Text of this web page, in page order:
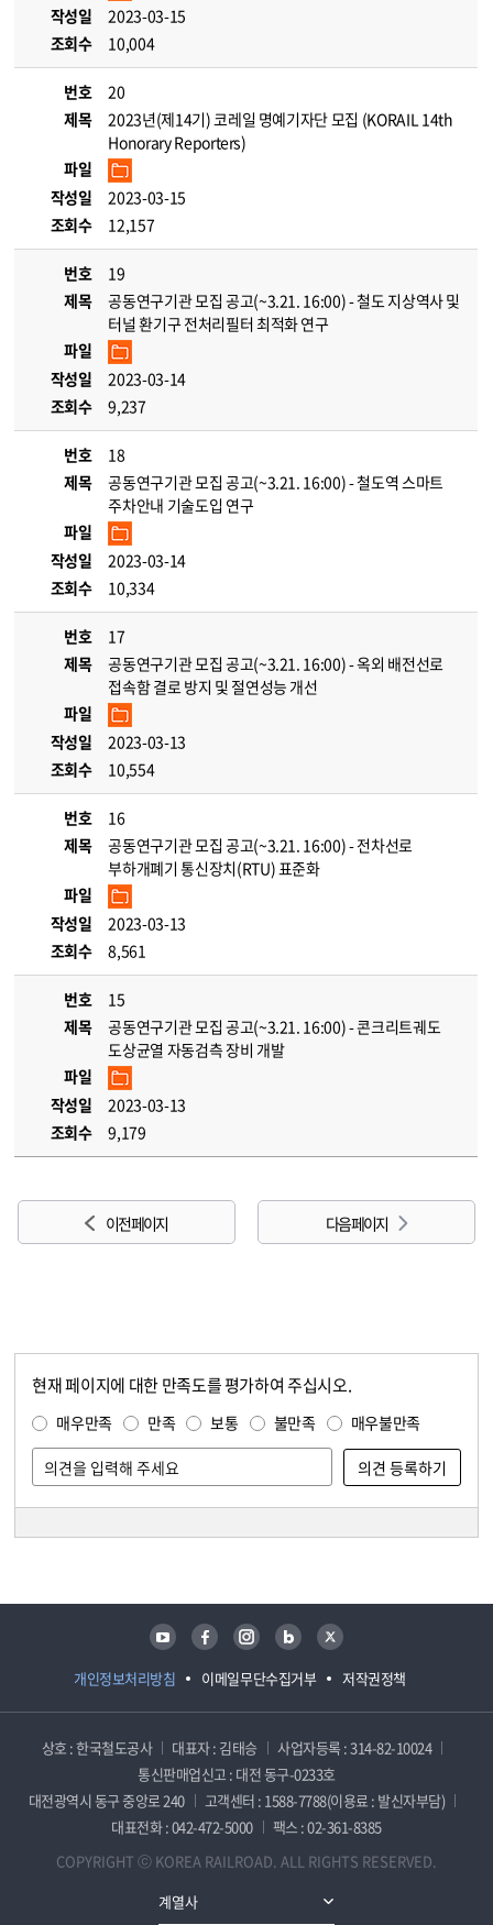
작성일
2023-03-15
조회수
10,004
번호
20
제목
2023년(제14기) 코레일 명예기자단 모집 (KORAIL 14th
Honorary Reporters)
파일
작성일
2023-03-15
조회수
12,157
번호
19
제목
공동연구기관 모집 공고(~3.21. 16:00) - 철도 지상역사 및
터널 환기구 전처리필터 최적화 연구
파일
작성일
2023-03-14
조회수
9,237
번호
18
제목
공동연구기관 모집 공고(~3.21. 16:00) - 철도역 스마트
주차안내 기술도입 연구
파일
작성일
2023-03-14
조회수
10,334
번호
17
제목
공동연구기관 모집 공고(~3.21. 16:00) - 옥외 배전선로
접속함 결로 방지 및 절연성능 개선
파일
작성일
2023-03-13
조회수
10,554
번호
16
제목
공동연구기관 모집 공고(~3.21. 16:00) - 전차선로
부하개폐기 통신장치(RTU) 표준화
파일
작성일
2023-03-13
조회수
8,561
번호
15
제목
공동연구기관 모집 공고(~3.21. 16:00) - 콘크리트궤도
도상균열 자동검측 장비 개발
파일
작성일
2023-03-13
조회수
9,179
이전 페이지 다음 페이지
현재 페이지에 대한 만족도를 평가하여 주십시오.
매우만족 만족 보통 불만족 매우불만족
개인정보처리방침 이메일무단수집거부 저작권정책
유튜브 페이스북 인스타그램 블로그 트위터
상호 : 한국철도공사 대표자 : 김태승
사업자등록 : 314-82-10024
통신판매업신고 : 대전 동구-0233호
대전광역시 동구 중앙로 240
고객센터 : 1588-7788(이용료 : 발신자부담)
대표전화 : 042-472-5000
팩스 : 02-361-8385
COPYRIGHT ⓒ KOREA RAILROAD. ALL RIGHTS RESERVED.
계열사